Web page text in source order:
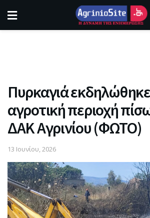
Πυρκαγιά
αγροτική περιοχή
ΔΑΚ Αγρινίου (ΦΩΤΟ)
13 Ιουνίου, 2026